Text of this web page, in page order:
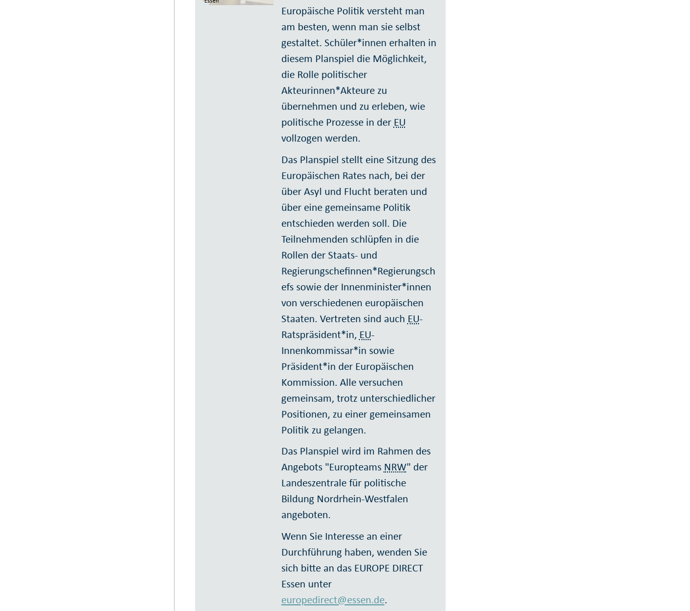
Europäische Politik versteht man
am besten, wenn man sie selbst
gestaltet. Schüler*innen erhalten in
diesem Planspiel die Möglichkeit,
die Rolle politischer
Akteurinnen*Akteure zu
übernehmen und zu erleben, wie
politische Prozesse in der EU
vollzogen werden.
Das Planspiel stellt eine Sitzung des
Europäischen Rates nach, bei der
über Asyl und Flucht beraten und
über eine gemeinsame Politik
entschieden werden soll. Die
Teilnehmenden schlüpfen in die
Rollen der Staats- und
Regierungschefinnen*Regierungsch
efs sowie der Innenminister*innen
von verschiedenen europäischen
Staaten. Vertreten sind auch EU-
Ratspräsident*in, EU-
Innenkommissar*in sowie
Präsident*in der Europäischen
Kommission. Alle versuchen
gemeinsam, trotz unterschiedlicher
Positionen, zu einer gemeinsamen
Politik zu gelangen.
Das Planspiel wird im Rahmen des
Angebots "Europteams NRW" der
Landeszentrale für politische
Bildung Nordrhein-Westfalen
angeboten.
Wenn Sie Interesse an einer
Durchführung haben, wenden Sie
sich bitte an das EUROPE DIRECT
Essen unter
europedirect@essen.de.